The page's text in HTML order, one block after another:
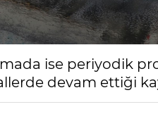
ise periyodik
devam ettiği